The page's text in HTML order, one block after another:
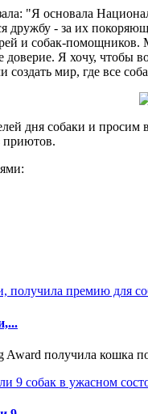
"Я основала
- за их
и собак-
доверие. Я хочу,
мир, где все
дня собаки и
приютов.
получила кошка